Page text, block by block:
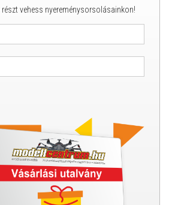
vehess nyereménysorsolásainkon!